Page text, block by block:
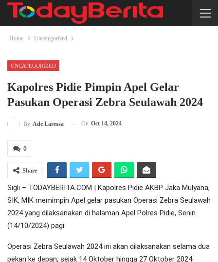
Home Uncategorized
UNCATEGORIZED
Kapolres Pidie Pimpin Apel Gelar
Pasukan Operasi Zebra Seulawah 2024
By Ade Laressa On Oct 14, 2024
0
Share
Sigli – TODAYBERITA.COM | Kapolres Pidie AKBP Jaka Mulyana,
SIK, MIK memimpin Apel gelar pasukan Operasi Zebra Seulawah
2024 yang dilaksanakan di halaman Apel Polres Pidie, Senin
(14/10/2024) pagi.
Operasi Zebra Seulawah 2024 ini akan dilaksanakan selama dua
pekan ke depan, sejak 14 Oktober hingga 27 Oktober 2024.